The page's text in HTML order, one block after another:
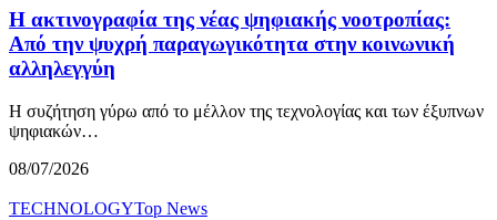
Η ακτινογραφία της νέας ψηφιακής νοοτροπίας:
Από την ψυχρή παραγωγικότητα στην κοινωνική
αλληλεγγύη
Η συζήτηση γύρω από το μέλλον της τεχνολογίας και των έξυπνων
ψηφιακών…
08/07/2026
TECHNOLOGYTop News